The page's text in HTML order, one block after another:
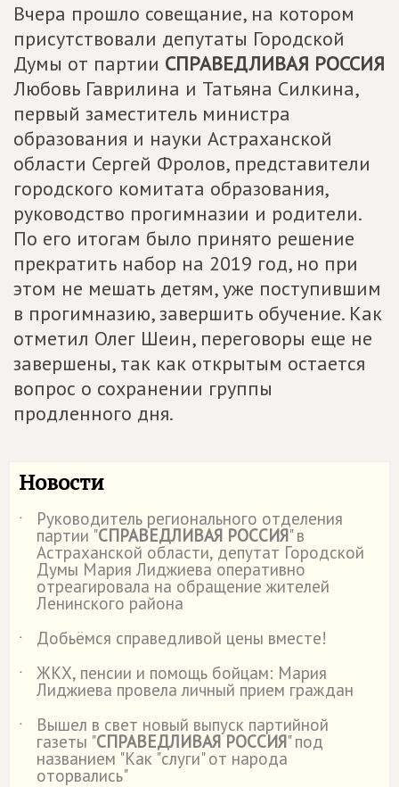
Вчера прошло совещание, на котором
присутствовали депутаты Городской
Думы от партии СПРАВЕДЛИВАЯ РОССИЯ
Любовь Гаврилина и Татьяна Силкина,
первый заместитель министра
образования и науки Астраханской
области Сергей Фролов, представители
городского комитата образования,
руководство прогимназии и родители.
По его итогам было принято решение
прекратить набор на 2019 год, но при
этом не мешать детям, уже поступившим
в прогимназию, завершить обучение. Как
отметил Олег Шеин, переговоры еще не
завершены, так как открытым остается
вопрос о сохранении группы
продленного дня.
Новости
˙ Руководитель регионального отделения
партии "СПРАВЕДЛИВАЯ РОССИЯ" в
Астраханской области, депутат Городской
Думы Мария Лиджиева оперативно
отреагировала на обращение жителей
Ленинского района
˙
Добьёмся справедливой цены вместе!
˙
ЖКХ, пенсии и помощь бойцам: Мария
Лиджиева провела личный прием граждан
˙
Вышел в свет новый выпуск партийной
газеты "СПРАВЕДЛИВАЯ РОССИЯ" под
названием "Как "слуги" от народа
оторвались"